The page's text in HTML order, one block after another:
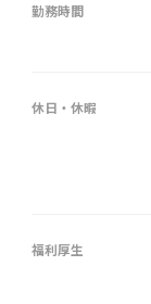
勤務時間
休日・休暇
福利厚生